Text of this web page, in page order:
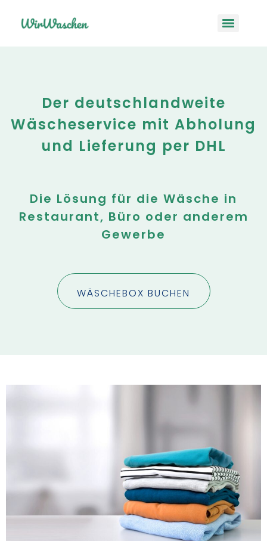
Der deutschlandweite
Wäscheservice mit Abholung
und Lieferung per DHL
Die Lösung für die Wäsche in
Restaurant, Büro oder anderem
Gewerbe
WÄSCHEBOX BUCHEN